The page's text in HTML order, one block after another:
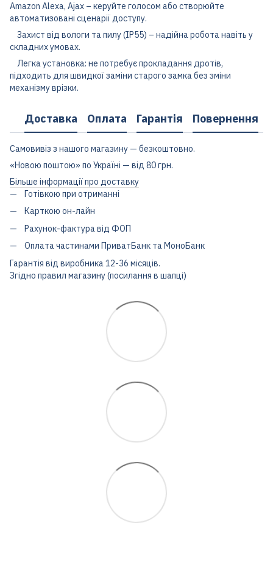
Amazon Alexa, Ajax – керуйте голосом або створюйте
автоматизовані сценарії доступу.
Захист від вологи та пилу (IP55) – надійна робота навіть у
складних умовах.
Легка установка: не потребує прокладання дротів,
підходить для швидкої заміни старого замка без зміни
механізму врізки.
Доставка Оплата Гарантія Повернення
Самовивіз з нашого магазину — безкоштовно.
«Новою поштою» по Україні — від 80 грн.
Більше інформації про доставку
Готівкою при отриманні
Карткою он-лайн
Рахунок-фактура від ФОП
Оплата частинами ПриватБанк та МоноБанк
Гарантія від виробника 12-36 місяців.
Згідно правил магазину (посилання в шапці)